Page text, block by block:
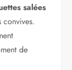
salées
convives.
de